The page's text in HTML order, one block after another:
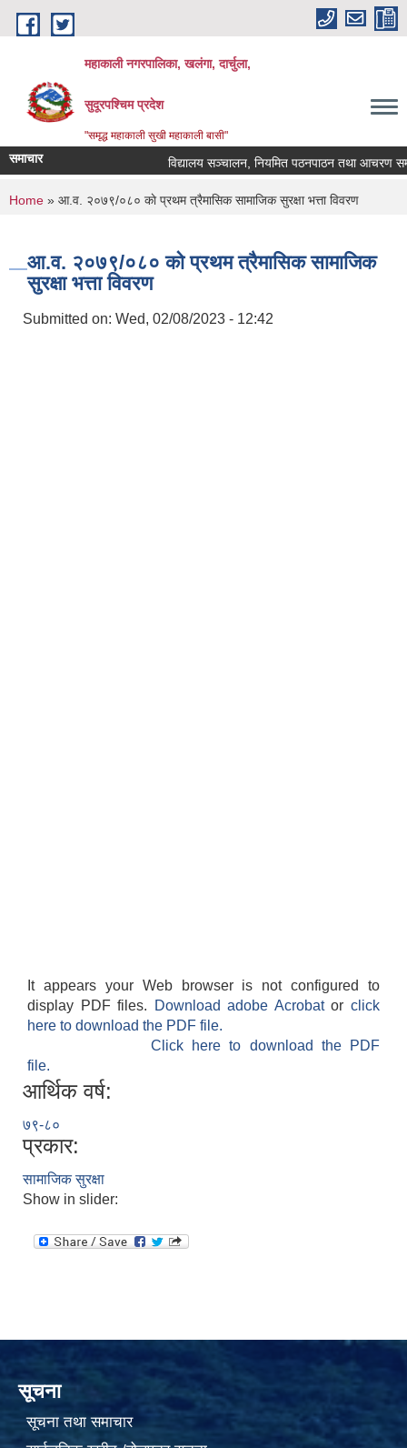
Skip to main content
महाकाली नगरपालिका, खलंगा, दार्चुला,
सुदूरपश्चिम प्रदेश
"समृद्ध महाकाली सुखी महाकाली बासी"
समाचार विद्यालय सञ्चालन, नियमित पठनपाठन तथा आचरण
You are here
Home » आ.व. २०७९/०८० काे प्रथम त्रैमासिक सामाजिक सुरक्षा भत्ता विवरण
आ.व. २०७९/०८० काे प्रथम त्रैमासिक सामाजिक
सुरक्षा भत्ता विवरण
Submitted on: Wed, 02/08/2023 - 12:42
It appears your Web browser is not configured to
display PDF files.
Download adobe Acrobatorclick
here to download the PDF file.
Click here to download the PDF
file.
आर्थिक वर्ष:
७९-८०
प्रकार:
सामाजिक सुरक्षा
Show in slider:
सूचना
सूचना तथा समाचार